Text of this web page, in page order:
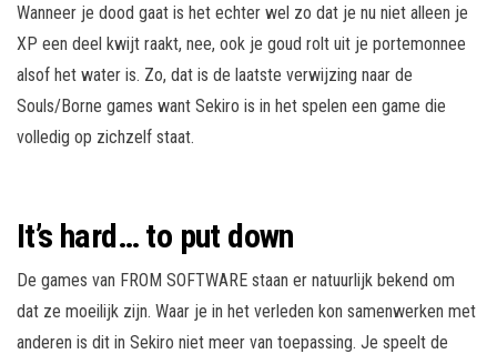
Wanneer je dood gaat is het echter wel zo dat je nu niet alleen je
XP een deel kwijt raakt, nee, ook je goud rolt uit je portemonnee
alsof het water is. Zo, dat is de laatste verwijzing naar de
Souls/Borne games want Sekiro is in het spelen een game die
volledig op zichzelf staat.
It’s hard… to put down
De games van FROM SOFTWARE staan er natuurlijk bekend om
dat ze moeilijk zijn. Waar je in het verleden kon samenwerken met
anderen is dit in Sekiro niet meer van toepassing. Je speelt de